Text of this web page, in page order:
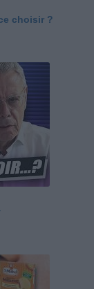
choisir ?